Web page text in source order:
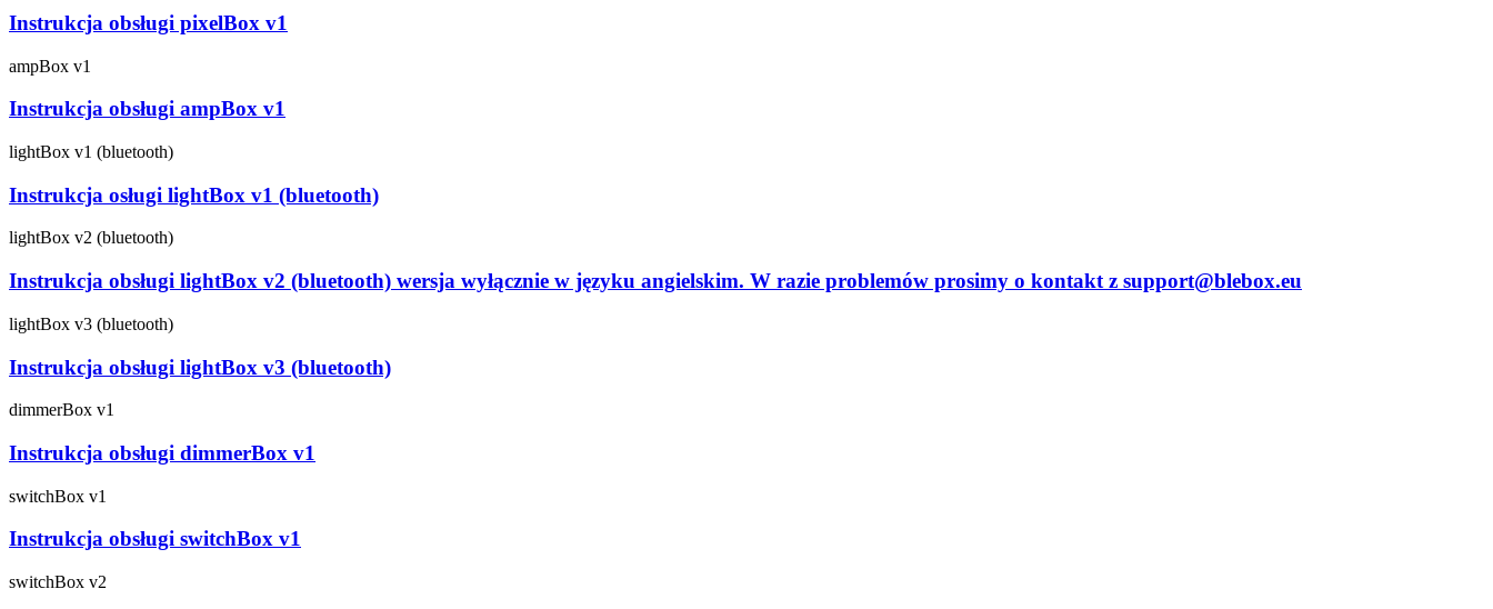
Instrukcja obsługi pixelBox v1
ampBox v1
Instrukcja obsługi ampBox v1
lightBox v1 (bluetooth)
Instrukcja osługi lightBox v1 (bluetooth)
lightBox v2 (bluetooth)
Instrukcja obsługi lightBox v2 (bluetooth) wersja wyłącznie w języku angielskim. W razie problemów prosimy o kontakt z support@blebox.eu
lightBox v3 (bluetooth)
Instrukcja obsługi lightBox v3 (bluetooth)
dimmerBox v1
Instrukcja obsługi dimmerBox v1
switchBox v1
Instrukcja obsługi switchBox v1
switchBox v2